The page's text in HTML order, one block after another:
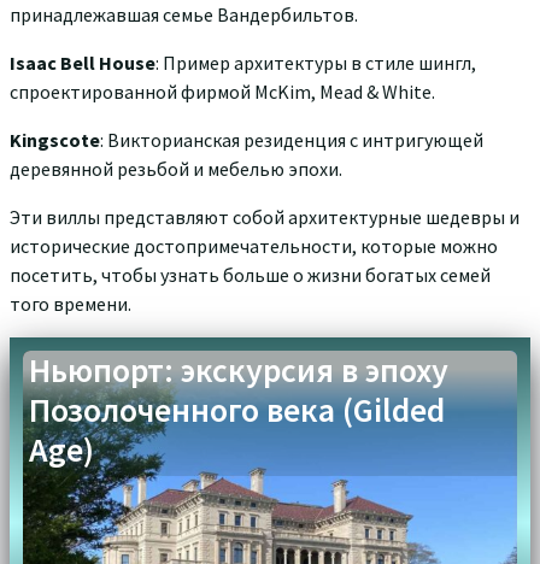
принадлежавшая семье Вандербильтов.
Isaac Bell House: Пример архитектуры в стиле шингл,
спроектированной фирмой McKim, Mead & White.
Kingscote: Викторианская резиденция с интригующей
деревянной резьбой и мебелью эпохи.
Эти виллы представляют собой архитектурные шедевры и
исторические достопримечательности, которые можно
посетить, чтобы узнать больше о жизни богатых семей
того времени.
Ньюпорт: экскурсия в эпоху
Позолоченного века (Gilded
Age)